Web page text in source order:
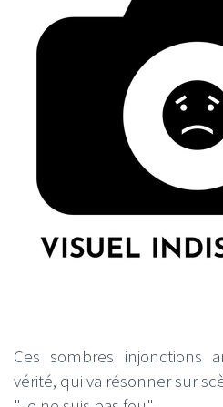
Ces sombres injonctions
vérité, qui va résonner sur